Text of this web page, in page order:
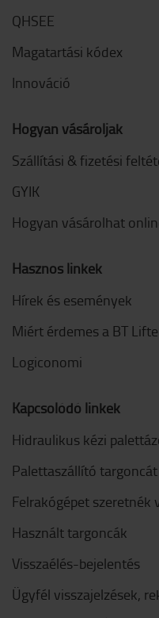
QHSEE
Magatartási kódex
Innováció
Hogyan vásároljak
Szállítási & fizetési
GYIK
Hogyan vásárolhat
Hasznos linkek
Hírek és események
Miért érdemes a BT
Logiconomi
Kapcsolódó linkek
Hidraulikus kézi
Palettaszállító
Felrakógépet szeretnék
Használt targoncák
Visszaélés-bejelentés
Ügyfél visszajelzések,